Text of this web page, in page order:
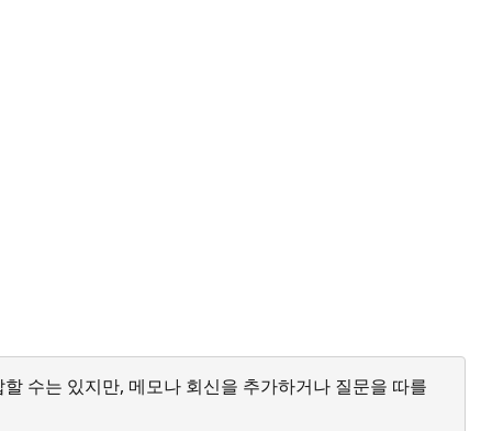
수는 있지만, 메모나 회신을 추가하거나 질문을 따를